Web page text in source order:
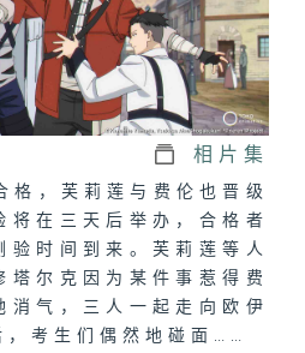
相片集
格，芙莉莲与费伦也晋级
将在三天后举办，合格者
验时间到来。芙莉莲等人
塔尔克因为某件事惹得费
消气，三人一起走向欧伊
，考生们偶然地碰面……